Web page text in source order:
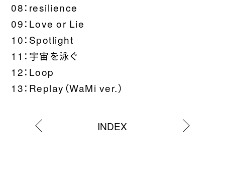
08：resilience
09：Love or Lie
10：Spotlight
11：宇宙を泳ぐ
12：Loop
13：Replay（WaMi ver.）
INDEX